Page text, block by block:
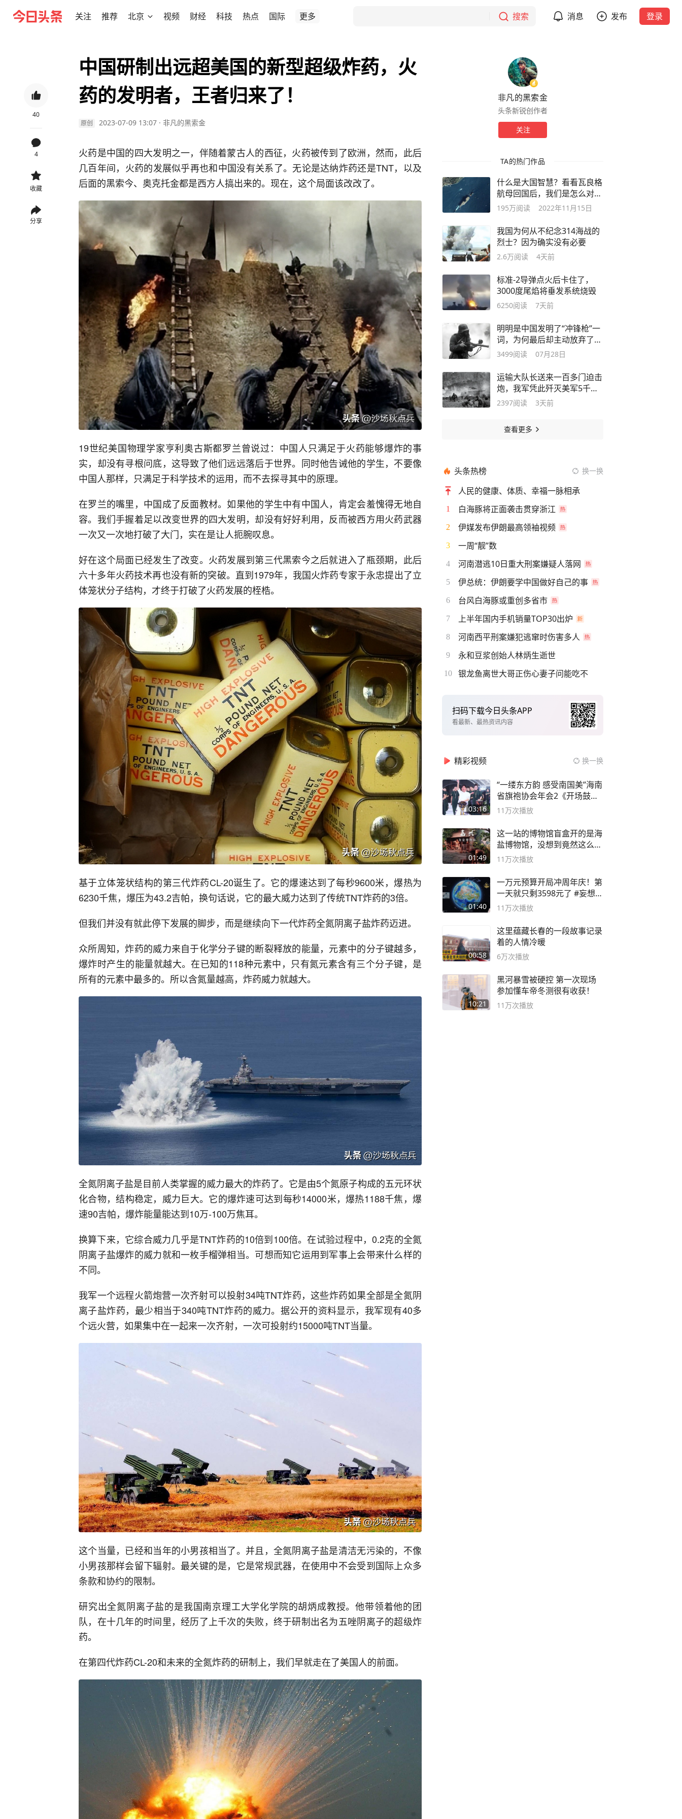
关注 推荐 北京 视频 财经 科技 热点 国际 更多 搜索 消息 发布 登录
40
4
收藏
分享
中国研制出远超美国的新型超级炸药，火
药的发明者，王者归来了！
原创 2023-07-09 13:07 · 非凡的黑索金
火药是中国的四大发明之一，伴随着蒙古人的西征，火药被传到了欧洲，然而，此后
几百年间，火药的发展似乎再也和中国没有关系了。无论是达纳炸药还是TNT，以及
后面的黑索今、奥克托金都是西方人搞出来的。现在，这个局面该改改了。
19世纪美国物理学家亨利奥古斯都罗兰曾说过：中国人只满足于火药能够爆炸的事
实，却没有寻根问底，这导致了他们远远落后于世界。同时他告诫他的学生，不要像
中国人那样，只满足于科学技术的运用，而不去探寻其中的原理。
在罗兰的嘴里，中国成了反面教材。如果他的学生中有中国人，肯定会羞愧得无地自
容。我们手握着足以改变世界的四大发明，却没有好好利用，反而被西方用火药武器
一次又一次地打破了大门，实在是让人扼腕叹息。
好在这个局面已经发生了改变。火药发展到第三代黑索今之后就进入了瓶颈期，此后
六十多年火药技术再也没有新的突破。直到1979年，我国火炸药专家于永忠提出了立
体笼状分子结构，才终于打破了火药发展的桎梏。
基于立体笼状结构的第三代炸药CL-20诞生了。它的爆速达到了每秒9600米，爆热为
6230千焦，爆压为43.2吉帕，换句话说，它的最大威力达到了传统TNT炸药的3倍。
但我们并没有就此停下发展的脚步，而是继续向下一代炸药全氮阴离子盐炸药迈进。
众所周知，炸药的威力来自于化学分子键的断裂释放的能量，元素中的分子键越多，
爆炸时产生的能量就越大。在已知的118种元素中，只有氮元素含有三个分子键，是
所有的元素中最多的。所以含氮量越高，炸药威力就越大。
全氮阴离子盐是目前人类掌握的威力最大的炸药了。它是由5个氮原子构成的五元环状
化合物，结构稳定，威力巨大。它的爆炸速可达到每秒14000米，爆热1188千焦，爆
速90吉帕，爆炸能量能达到10万-100万焦耳。
换算下来，它综合威力几乎是TNT炸药的10倍到100倍。在试验过程中，0.2克的全氮
阴离子盐爆炸的威力就和一枚手榴弹相当。可想而知它运用到军事上会带来什么样的
不同。
我军一个远程火箭炮营一次齐射可以投射34吨TNT炸药，这些炸药如果全部是全氮阴
离子盐炸药，最少相当于340吨TNT炸药的威力。据公开的资料显示，我军现有40多
个远火营，如果集中在一起来一次齐射，一次可投射约15000吨TNT当量。
这个当量，已经和当年的小男孩相当了。并且，全氮阴离子盐是清洁无污染的，不像
小男孩那样会留下辐射。最关键的是，它是常规武器，在使用中不会受到国际上众多
条款和协约的限制。
研究出全氮阴离子盐的是我国南京理工大学化学院的胡炳成教授。他带领着他的团
队，在十几年的时间里，经历了上千次的失败，终于研制出名为五唑阴离子的超级炸
药。
在第四代炸药CL-20和未来的全氮炸药的研制上，我们早就走在了美国人的前面。
非凡的黑索金
头条新锐创作者
关注
TA的热门作品
什么是大国智慧？看看瓦良格
航母回国后，我们是怎么对待
土耳其的
195万阅读 2022年11月15日
我国为何从不纪念314海战的
烈士？因为确实没有必要
2.6万阅读 4天前
标准-2导弹点火后卡住了，
3000度尾焰将垂发系统烧毁
6250阅读 7天前
明明是中国发明了“冲锋枪”一
词，为何最后却主动放弃了定
义权？
3499阅读 07月28日
运输大队长送来一百多门迫击
炮，我军凭此歼灭美军5千余
人
2397阅读 3天前
查看更多
头条热榜 换一换
人民的健康、体质、幸福一脉相承
1 白海豚将正面袭击贯穿浙江
2 伊媒发布伊朗最高领袖视频
3 一周“靓”数
4 河南潜逃10日重大刑案嫌疑人落网
5 伊总统：伊朗要学中国做好自己的事
6 台风白海豚或重创多省市
7 上半年国内手机销量TOP30出炉
8 河南西平刑案嫌犯逃窜时伤害多人
9 永和豆浆创始人林炳生逝世
10 银龙鱼离世大哥正伤心妻子问能吃不
扫码下载今日头条APP
看最新、最热资讯内容
精彩视频 换一换
03:16
“一缕东方韵 感受南国美”海南
省旗袍协会年会2《开场鼓》
二团
11万次播放
01:49
这一站的博物馆盲盒开的是海
盐博物馆，没想到竟然这么好
逛！
11万次播放
01:40
一万元预算开局冲周年庆！第
一天就只剩3598元了 #妄想山
海
11万次播放
00:58
这里蕴藏长春的一段故事记录
着的人情冷暖
6万次播放
10:21
黑河暴雪被硬控 第一次现场
参加懂车帝冬测很有收获！
11万次播放